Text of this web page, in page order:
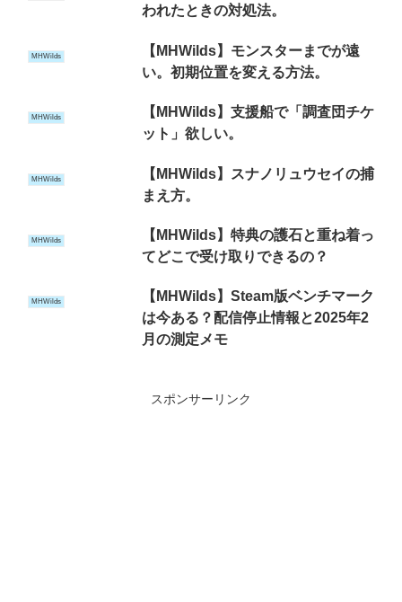
われたときの対処法。
MHWilds
【MHWilds】モンスターまでが遠
い。初期位置を変える方法。
MHWilds
【MHWilds】支援船で「調査団チケ
ット」欲しい。
MHWilds
【MHWilds】スナノリュウセイの捕
まえ方。
MHWilds
【MHWilds】特典の護石と重ね着っ
てどこで受け取りできるの？
MHWilds
【MHWilds】Steam版ベンチマーク
は今ある？配信停止情報と2025年2
月の測定メモ
スポンサーリンク